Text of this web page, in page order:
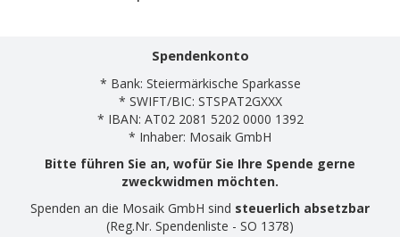
Spendenkonto
* Bank: Steiermärkische Sparkasse
* SWIFT/BIC: STSPAT2GXXX
* IBAN: AT02 2081 5202 0000 1392
* Inhaber: Mosaik GmbH
Bitte führen Sie an, wofür Sie Ihre Spende gerne
zweckwidmen möchten.
Spenden an die Mosaik GmbH sind steuerlich absetzbar
(Reg.Nr. Spendenliste - SO 1378)